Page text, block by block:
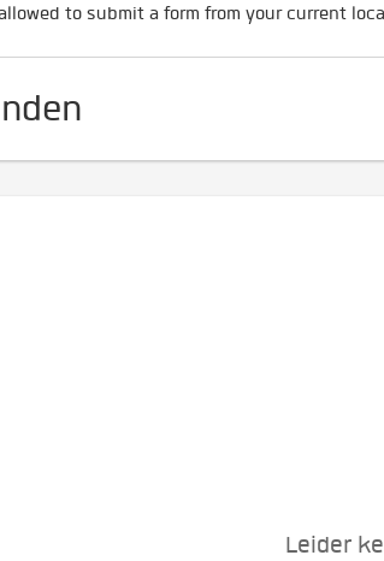
to submit a form from your current
Leider